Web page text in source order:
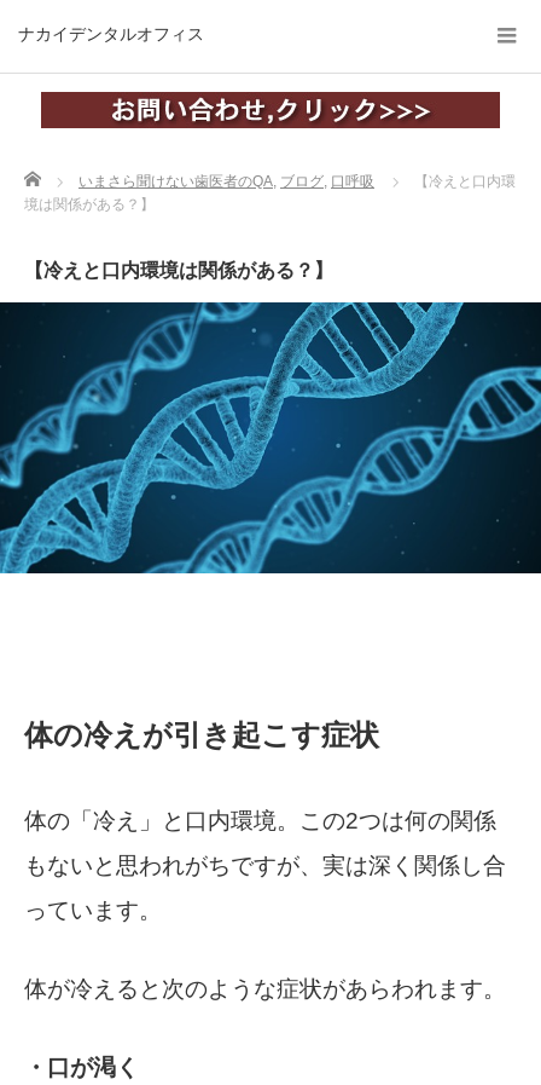
ナカイデンタルオフィス
Home いまさら聞けない歯医者のQA, ブログ, 口呼吸
【冷えと口内環
境は関係がある？】
【冷えと口内環境は関係がある？】
体の冷えが引き起こす症状
体の「冷え」と口内環境。この2つは何の関係
もないと思われがちですが、実は深く関係し合
っています。
体が冷えると次のような症状があらわれます。
・口が渇く